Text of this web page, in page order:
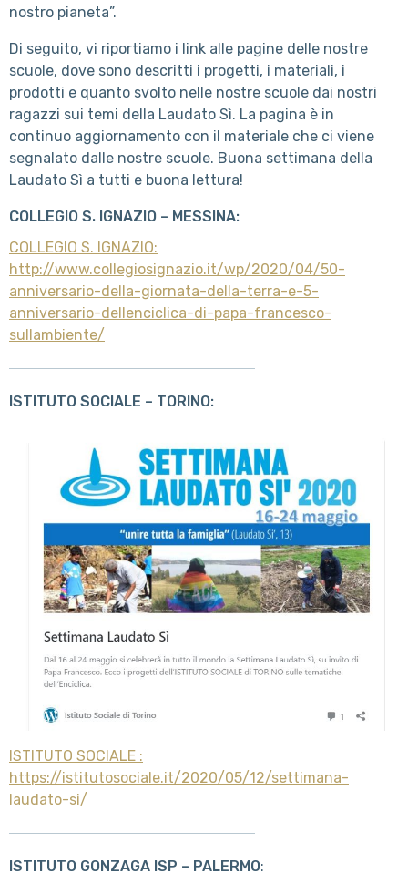
nostro pianeta”.
Di seguito, vi riportiamo i link alle pagine delle nostre
scuole, dove sono descritti i progetti, i materiali, i
prodotti e quanto svolto nelle nostre scuole dai nostri
ragazzi sui temi della Laudato Sì. La pagina è in
continuo aggiornamento con il materiale che ci viene
segnalato dalle nostre scuole. Buona settimana della
Laudato Sì a tutti e buona lettura!
COLLEGIO S. IGNAZIO – MESSINA:
COLLEGIO S. IGNAZIO:
http://www.collegiosignazio.it/wp/2020/04/50-
anniversario-della-giornata-della-terra-e-5-
anniversario-dellenciclica-di-papa-francesco-
sullambiente/
ISTITUTO SOCIALE – TORINO:
ISTITUTO SOCIALE :
https://istitutosociale.it/2020/05/12/settimana-
laudato-si/
ISTITUTO GONZAGA ISP – PALERMO: